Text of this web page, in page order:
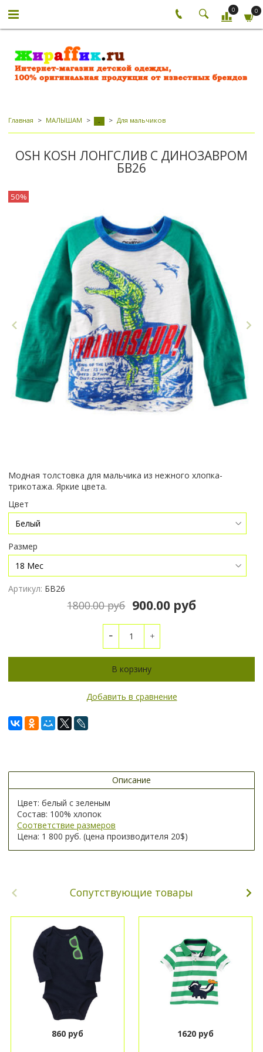
0 0
Главная МАЛЫШАМ - Для мальчиков
OSH KOSH ЛОНГСЛИВ С ДИНОЗАВРОМ
БВ26
50%
Модная толстовка для мальчика из нежного хлопка-
трикотажа. Яркие цвета.
Цвет
Размер
Артикул: БВ26
1800.00 руб 900.00 руб
В корзину
Добавить в сравнение
Описание
Цвет: белый с зеленым
Состав: 100% хлопок
Соответствие размеров
Цена: 1 800 руб. (цена производителя 20$)
Сопутствующие товары
860 руб 1620 руб